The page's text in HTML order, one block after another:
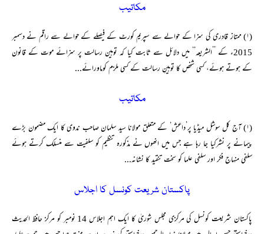
مکاتیب
(۱) ممتاز قادری کی سزا کے حوالے سے سپریم کورٹ کے فیصلے کے حوالے سے راقم نے دسمبر
2015ء کے ’’الشریعہ‘‘ میں دلائل سے ثابت کیا کہ توہین رسالت پر سزائے موت کے قانون
کے ہوتے ہوئے، کسی شخص کا توہینِ رسالت کے کسی ملزم کوماورائے...
مکاتیب
(۱) آج کل سوشل میڈیا پر’داعش‘ کے متعلق مولانا سید سلمان صاحب ندوی کا ایک مضمون بڑے
پیمانے پر نشرکیا جا رہا ہے جس میں انھوں نے مذکورہ تنظیم کو سلفیت سے منسلک کرتے ہوئے
سلفی منہاج فکر اور سلفی علما کو سخت تنقید کا نشانہ...
پاکستان شریعت کونسل کا اجلاس
پاکستان شریعت کونسل کی مرکزی مجلس شوریٰ کا ایک اہم اجلاس 14 نومبر کو مرکز حافظ الحدیث